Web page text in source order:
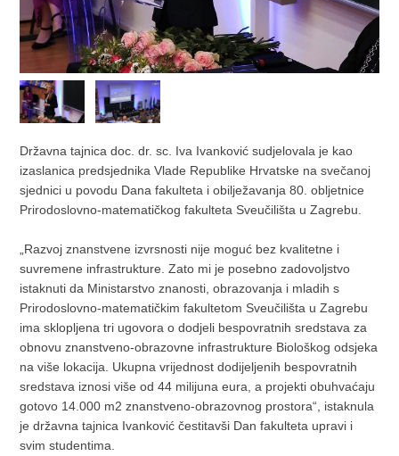
Državna tajnica doc. dr. sc. Iva Ivanković sudjelovala je kao
izaslanica predsjednika Vlade Republike Hrvatske na svečanoj
sjednici u povodu Dana fakulteta i obilježavanja 80. obljetnice
Prirodoslovno-matematičkog fakulteta Sveučilišta u Zagrebu.
„Razvoj znanstvene izvrsnosti nije moguć bez kvalitetne i
suvremene infrastrukture. Zato mi je posebno zadovoljstvo
istaknuti da Ministarstvo znanosti, obrazovanja i mladih s
Prirodoslovno-matematičkim fakultetom Sveučilišta u Zagrebu
ima sklopljena tri ugovora o dodjeli bespovratnih sredstava za
obnovu znanstveno-obrazovne infrastrukture Biološkog odsjeka
na više lokacija. Ukupna vrijednost dodijeljenih bespovratnih
sredstava iznosi više od 44 milijuna eura, a projekti obuhvaćaju
gotovo 14.000 m2 znanstveno-obrazovnog prostora“, istaknula
je državna tajnica Ivanković čestitavši Dan fakulteta upravi i
svim studentima.